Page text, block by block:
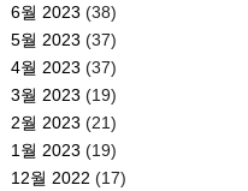
6월 2023 (38)
5월 2023 (37)
4월 2023 (37)
3월 2023 (19)
2월 2023 (21)
1월 2023 (19)
12월 2022 (17)